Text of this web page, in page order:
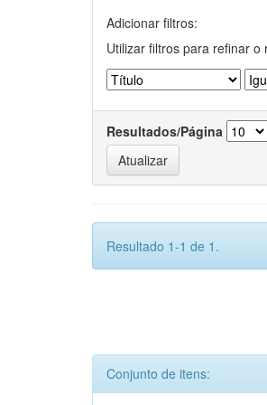
Adicionar filtros:
Utilizar filtros para refinar o
Resultados/Página
Resultado 1-1 de 1.
Conjunto de itens: